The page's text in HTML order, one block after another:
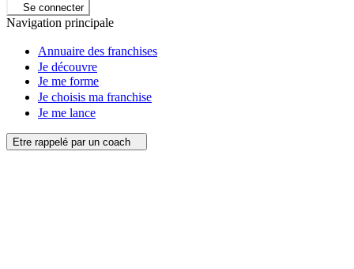
Se connecter
Navigation principale
Annuaire des franchises
Je découvre
Je me forme
Je choisis ma franchise
Je me lance
Etre rappelé par un coach